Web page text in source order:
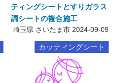
ティングシートとすりガラス
調シートの複合施工
埼玉県 さいたま市 2024-09-09
カッティングシート